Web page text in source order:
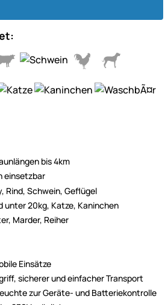
bis 4km
einsetzbar
Rind, Schwein, Geflügel
unter 20kg, Katze, Kaninchen
Marder, Reiher
Einsätze
sicherer und einfacher Transport
zur Geräte- und Batteriekontrolle